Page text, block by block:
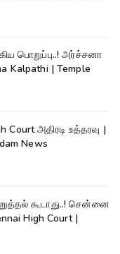
பொறுப்பு..! அர்ச்சனா
Kalpathi | Temple
அதிரடி உத்தரவு |
News
கூடாது..! சென்னை
High Court |